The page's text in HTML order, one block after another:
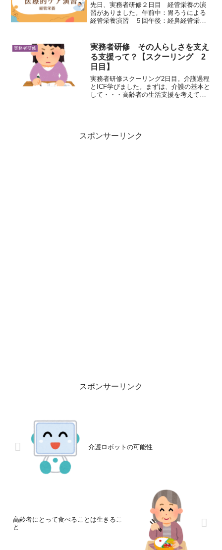
先日、実務者研修２日目 経管栄養の演
習がありました。午前中：胃ろうによる
経管栄養演習 ５回午後：経鼻経管栄養
あるいは摂取が不十分な人の消化管内に
チューブを挿入して、栄養剤...
実務者研修
実務者研修 その人らしさを支え
る支援って？【スクーリング 2
日目】
実務者研修スクーリング2日目。介護過程
とICF学びました。まずは、介護の基本と
して・・・高齢者の生活支援を考えてい
スポンサーリンク
スポンサーリンク
介護ロボットの可能性
高齢者にとって食べることは生きるこ
と